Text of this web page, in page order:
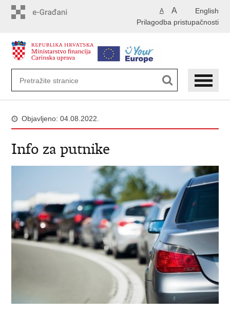
English
A A
Prilagodba pristupačnosti
Objavljeno: 04.08.2022.
Info za putnike